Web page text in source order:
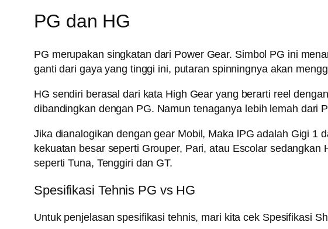
PG dan HG
PG merupakan singkatan dari Power Gear. Simbol PG ini
ganti dari gaya yang tinggi ini, putaran spinningnya akan
HG sendiri berasal dari kata High Gear yang berarti reel
dibandingkan dengan PG. Namun tenaganya lebih lemah dari
Jika dianalogikan dengan gear Mobil, Maka lPG adalah Gigi 1
kekuatan besar seperti Grouper, Pari, atau Escolar
seperti Tuna, Tenggiri dan GT.
Spesifikasi Tehnis PG vs HG
Untuk penjelasan spesifikasi tehnis, mari kita cek Spesifikasi